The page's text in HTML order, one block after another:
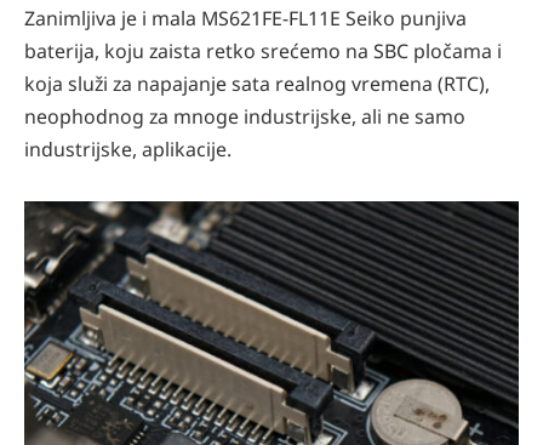
Zanimljiva je i mala MS621FE-FL11E Seiko punjiva
baterija, koju zaista retko srećemo na SBC pločama i
koja služi za napajanje sata realnog vremena (RTC),
neophodnog za mnoge industrijske, ali ne samo
industrijske, aplikacije.